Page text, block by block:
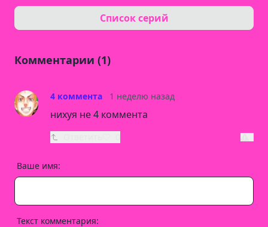
Список серий
Комментарии (1)
4 коммента 1 неделю назад
нихyя не 4 коммента
Ваше имя:
Текст комментария: